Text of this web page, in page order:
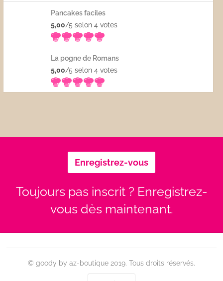
Pancakes faciles
5,00/5 selon 4votes
La pogne de Romans
5,00/5 selon 4votes
Enregistrez-vous
Toujours pas inscrit ? Enregistrez-
vous dès maintenant.
© goody by az-boutique 2019. Tous droits réservés.